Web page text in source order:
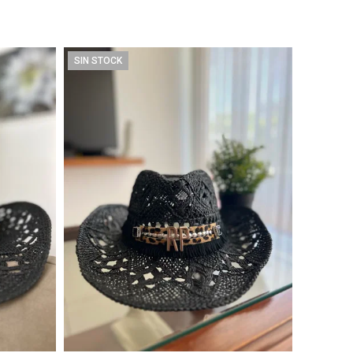
SIN STOCK